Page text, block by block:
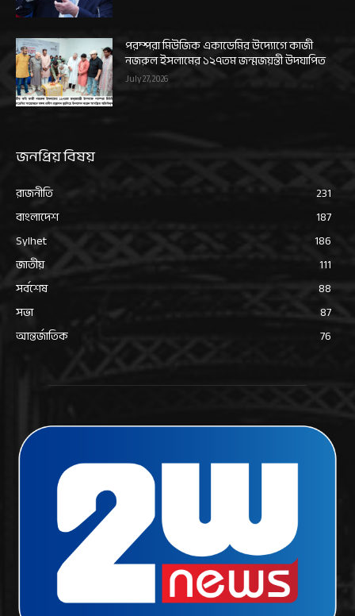
পরম্পরা মিউজিক একাডেমির উদ্যোগে কাজী
নজরুল ইসলামের ১২৭তম জন্মজয়ন্তী উদযাপিত
July 27, 2026
জনপ্রিয় বিষয়
রাজনীতি
231
বাংলাদেশ
187
Sylhet
186
জাতীয়
111
সর্বশেষ
88
সভা
87
আন্তর্জাতিক
76